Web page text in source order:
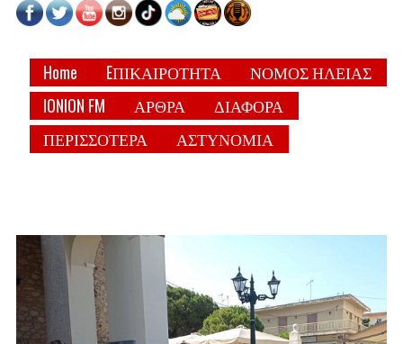
Home EΠΙΚΑΙΡΟΤΗΤΑ
ΝΟΜΟΣ ΗΛΕΙΑΣ
IONION FM
ΑΡΘΡΑ
ΔΙΑΦΟΡΑ
ΠΕΡΙΣΣΟΤΕΡΑ
ΑΣΤΥΝΟΜΙΑ